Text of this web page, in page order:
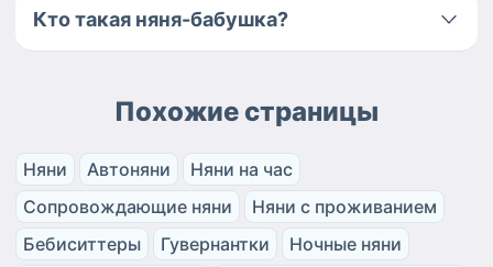
Кто такая няня-бабушка?
Похожие страницы
Няни Автоняни
Няни на час
Сопровождающие няни
Няни с проживанием
Бебиситтеры
Гувернантки
Ночные няни